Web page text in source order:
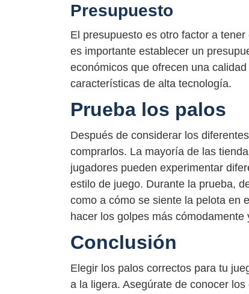
Presupuesto
El presupuesto es otro factor a
es importante establecer un
económicos que ofrecen una
características de alta tecnología.
Prueba los palos
Después de considerar los
comprarlos. La mayoría de las
jugadores pueden experimentar
estilo de juego. Durante la prueba,
como a cómo se siente la pelota en
hacer los golpes más
Conclusión
Elegir los palos correctos para tu
a la ligera. Asegúrate de conocer